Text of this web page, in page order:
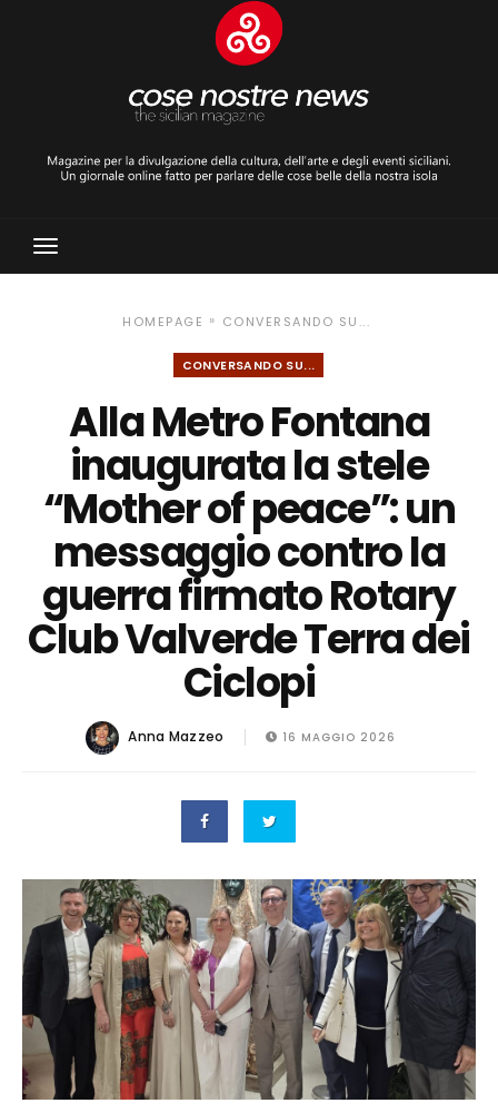
Toggle
Navigation
HOMEPAGE » CONVERSANDO SU...
CONVERSANDO SU...
Alla Metro Fontana
inaugurata la stele
“Mother of peace”: un
messaggio contro la
guerra firmato Rotary
Club Valverde Terra dei
Ciclopi
Anna Mazzeo 16 MAGGIO 2026